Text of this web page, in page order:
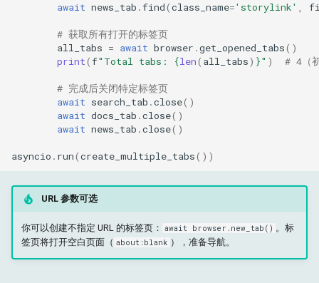
await news_tab .find(class_name='storylink' ,
# 获取所有打开的标签页
all_tabs = await browser .get_opened_tabs()
print(f"Total tabs: {len( all_tabs) }" ) # 4（
# 完成后关闭特定标签页
await search_tab .close()
await docs_tab .close()
await news_tab .close()
asyncio . run(create_multiple_tabs())
URL 参数可选
你可以创建不指定 URL 的标签页： await browser.new_tab() 。标
签页将打开空白页面（ about:blank ），准备导航。